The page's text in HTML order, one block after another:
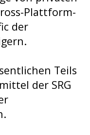
Plattform-
der
Teils
der SRG